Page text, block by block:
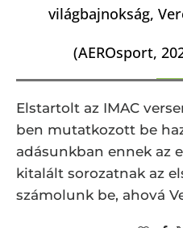
világbajnokság,
(AEROsport,
Elstartolt az IMAC
ben mutatkozott be
adásunkban ennek az
kitalált sorozatnak az
számolunk be, ahová